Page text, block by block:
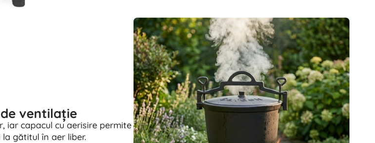
ventilație
iar capacul cu aerisire permite
gătitul în aer liber.